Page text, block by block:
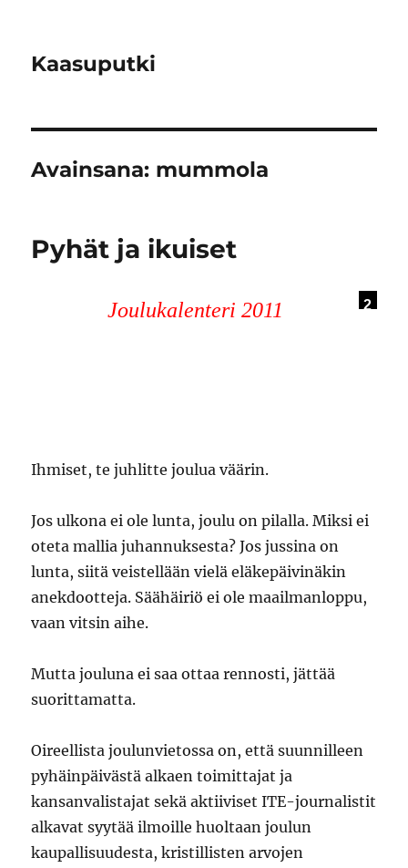
Kaasuputki
Avainsana: mummola
Pyhät ja ikuiset
2
Joulukalenteri 2011
Ihmiset, te juhlitte joulua väärin.
Jos ulkona ei ole lunta, joulu on pilalla. Miksi ei
oteta mallia juhannuksesta? Jos jussina on
lunta, siitä veistellään vielä eläkepäivinäkin
anekdootteja. Säähäiriö ei ole maailmanloppu,
vaan vitsin aihe.
Mutta jouluna ei saa ottaa rennosti, jättää
suorittamatta.
Oireellista joulunvietossa on, että suunnilleen
pyhäinpäivästä alkaen toimittajat ja
kansanvalistajat sekä aktiiviset ITE-journalistit
alkavat syytää ilmoille huoltaan joulun
kaupallisuudesta, kristillisten arvojen